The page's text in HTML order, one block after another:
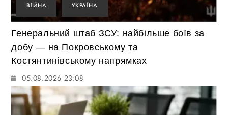
ВІЙНА УКРАЇНА
Генеральний штаб ЗСУ: найбільше боїв за
добу — на Покровському та
Костянтинівському напрямках
05.08.2026 23:08